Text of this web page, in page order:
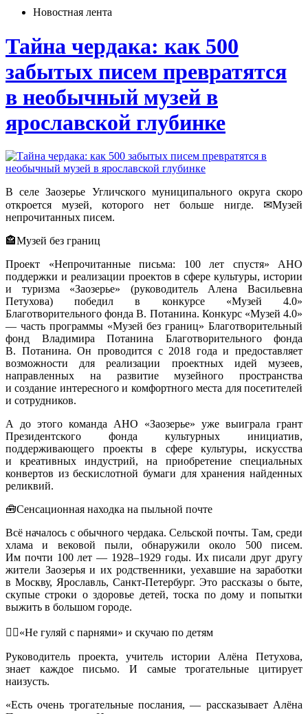
Новостная лента
Тайна чердака: как 500
забытых писем превратятся
в необычный музей в
ярославской глубинке
В селе Заозерье Угличского муниципального округа скоро
откроется музей, которого нет больше нигде. ✉Музей
непрочитанных писем.
🏤Музей без границ
Проект «Непрочитанные письма: 100 лет спустя» АНО
поддержки и реализации проектов в сфере культуры, истории
и туризма «Заозерье» (руководитель Алена Васильевна
Петухова) победил в конкурсе «Музей 4.0»
Благотворительного фонда В. Потанина. Конкурс «Музей 4.0»
— часть программы «Музей без границ» Благотворительный
фонд Владимира Потанина Благотворительного фонда
В. Потанина. Он проводится с 2018 года и предоставляет
возможности для реализации проектных идей музеев,
направленных на развитие музейного пространства
и создание интересного и комфортного места для посетителей
и сотрудников.
А до этого команда АНО «Заозерье» уже выиграла грант
Президентского фонда культурных инициатив,
поддерживающего проекты в сфере культуры, искусства
и креативных индустрий, на приобретение специальных
конвертов из бескислотной бумаги для хранения найденных
реликвий.
🧰Сенсационная находка на пыльной почте
Всё началось с обычного чердака. Сельской почты. Там, среди
хлама и вековой пыли, обнаружили около 500 писем.
Им почти 100 лет — 1928–1929 годы. Их писали друг другу
жители Заозерья и их родственники, уехавшие на заработки
в Москву, Ярославль, Санкт-Петербург. Это рассказы о быте,
скупые строки о здоровье детей, тоска по дому и попытки
выжить в большом городе.
👯‍♂«Не гуляй с парнями» и скучаю по детям
Руководитель проекта, учитель истории Алёна Петухова,
знает каждое письмо. И самые трогательные цитирует
наизусть.
«Есть очень трогательные послания, — рассказывает Алёна